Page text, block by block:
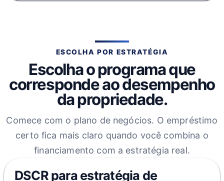
ESCOLHA POR ESTRATÉGIA
Escolha o programa que
corresponde ao desempenho
da propriedade.
Comece com o plano de negócios. O empréstimo
certo fica mais claro quando você combina o
financiamento com a estratégia real.
DSCR para estratégia de